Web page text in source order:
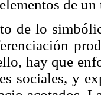
de
de lo
hay que
sociales, y